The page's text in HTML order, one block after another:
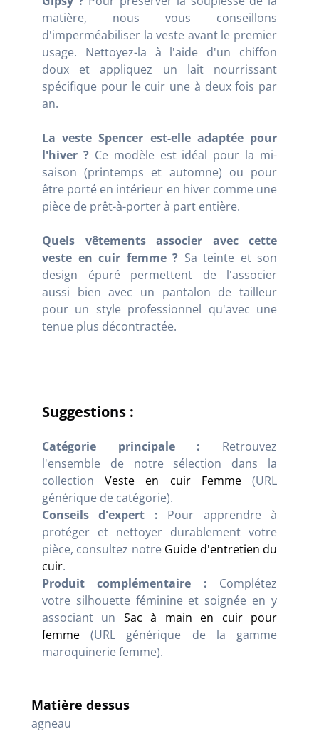
matière, nous vous conseillons
d'imperméabiliser la veste avant le premier
usage. Nettoyez-la à l'aide d'un chiffon
doux et appliquez un lait nourrissant
spécifique pour le cuir une à deux fois par
an.
La veste Spencer est-elle adaptée pour
l'hiver ? Ce modèle est idéal pour la mi-
saison (printemps et automne) ou pour
être porté en intérieur en hiver comme une
pièce de prêt-à-porter à part entière.
Quels vêtements associer avec cette
veste en cuir femme ? Sa teinte et son
design épuré permettent de l'associer
aussi bien avec un pantalon de tailleur
pour un style professionnel qu'avec une
tenue plus décontractée.
Suggestions :
Catégorie principale : Retrouvez
l'ensemble de notre sélection dans la
collectionVeste en cuir Femme(URL
générique de catégorie).
Conseils d'expert : Pour apprendre à
protéger et nettoyer durablement votre
pièce, consultez notre Guide d'entretien du
cuir.
Produit complémentaire : Complétez
votre silhouette féminine et soignée en y
associant un Sac à main en cuir pour
femme (URL générique de la gamme
maroquinerie femme).
Matière dessus
agneau